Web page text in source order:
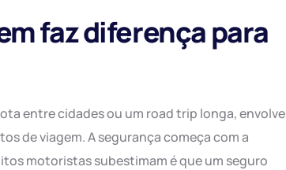
faz diferença para
entre cidades ou um road trip longa, envolve
de viagem. A segurança começa com a
motoristas subestimam é que um seguro